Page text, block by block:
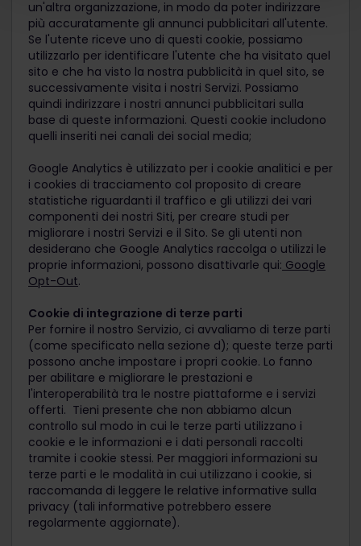
un'altra organizzazione, in modo da poter indirizzare
più accuratamente gli annunci pubblicitari all'utente.
Se l'utente riceve uno di questi cookie, possiamo
utilizzarlo per identificare l'utente che ha visitato quel
sito e che ha visto la nostra pubblicità in quel sito, se
successivamente visita i nostri Servizi. Possiamo
quindi indirizzare i nostri annunci pubblicitari sulla
base di queste informazioni. Questi cookie includono
quelli inseriti nei canali dei social media;
Google Analytics è utilizzato per i cookie analitici e per
i cookies di tracciamento col proposito di creare
statistiche riguardanti il traffico e gli utilizzi dei vari
componenti dei nostri Siti, per creare studi per
migliorare i nostri Servizi e il Sito. Se gli utenti non
desiderano che Google Analytics raccolga o utilizzi le
proprie informazioni, possono disattivarle qui: Google
Opt-Out.
Cookie di integrazione di terze parti
Per fornire il nostro Servizio, ci avvaliamo di terze parti
(come specificato nella sezione d); queste terze parti
possono anche impostare i propri cookie. Lo fanno
per abilitare e migliorare le prestazioni e
l'interoperabilità tra le nostre piattaforme e i servizi
offerti. Tieni presente che non abbiamo alcun
controllo sul modo in cui le terze parti utilizzano i
cookie e le informazioni e i dati personali raccolti
tramite i cookie stessi. Per maggiori informazioni su
terze parti e le modalità in cui utilizzano i cookie, si
raccomanda di leggere le relative informative sulla
privacy (tali informative potrebbero essere
regolarmente aggiornate).